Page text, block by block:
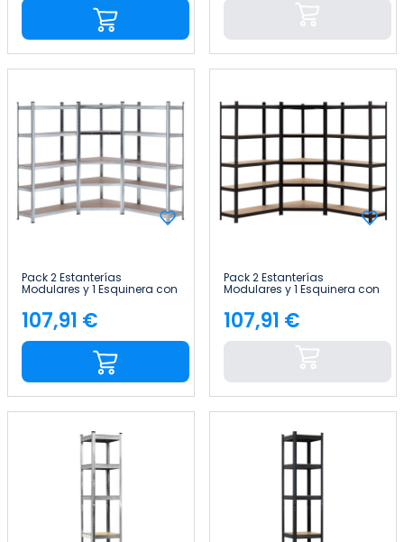
Pack 2 Estanterías
Modulares y 1 Esquinera con
5 baldas 2625kg
136x40x180cm Thinia Home
Precio
107,91 €
Pack 2 Estanterías
Modulares y 1 Esquinera con
5 baldas 2625kg
136x40x180cm Thinia Home
Precio
107,91 €